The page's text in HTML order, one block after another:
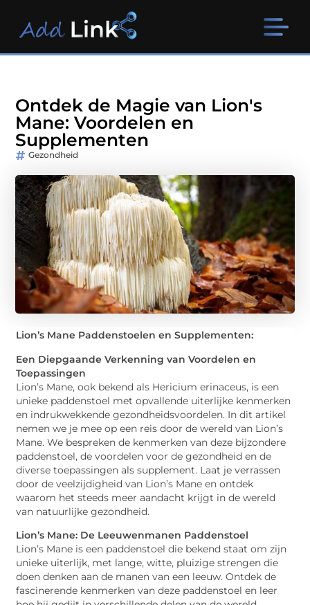
Ontdek de Magie van Lion's
Mane: Voordelen en
Supplementen
Gezondheid
Lion’s Mane Paddenstoelen en Supplementen:
Een Diepgaande Verkenning van Voordelen en
Toepassingen
Lion’s Mane, ook bekend als Hericium erinaceus, is een
unieke paddenstoel met opvallende uiterlijke kenmerken
en indrukwekkende gezondheidsvoordelen. In dit artikel
nemen we je mee op een reis door de wereld van Lion’s
Mane. We bespreken de kenmerken van deze bijzondere
paddenstoel, de voordelen voor de gezondheid en de
diverse toepassingen als supplement. Laat je verrassen
door de veelzijdigheid van Lion’s Mane en ontdek
waarom het steeds meer aandacht krijgt in de wereld
van natuurlijke gezondheid.
Lion’s Mane: De Leeuwenmanen Paddenstoel
Lion’s Mane is een paddenstoel die bekend staat om zijn
unieke uiterlijk, met lange, witte, pluizige strengen die
doen denken aan de manen van een leeuw. Ontdek de
fascinerende kenmerken van deze paddenstoel en leer